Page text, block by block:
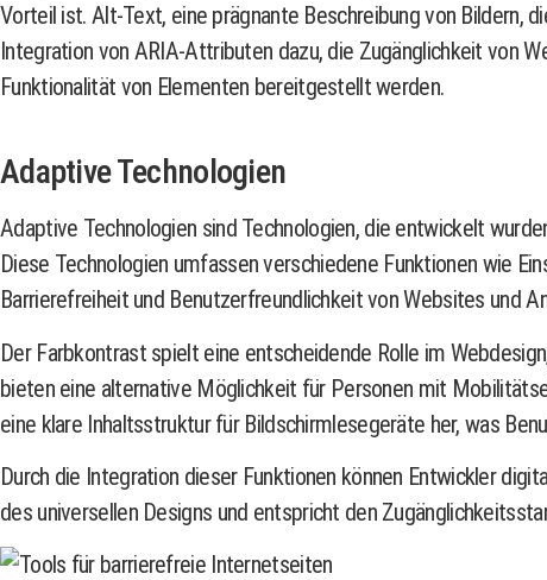
Vorteil ist. Alt-Text, eine prägnante Beschreibung von Bildern,
Integration von ARIA-Attributen dazu, die Zugänglichkeit von
Funktionalität von Elementen bereitgestellt werden.
Adaptive Technologien
Adaptive Technologien sind Technologien, die entwickelt
Diese Technologien umfassen verschiedene Funktionen wie
Barrierefreiheit und Benutzerfreundlichkeit von Websites und
Der Farbkontrast spielt eine entscheidende Rolle im
bieten eine alternative Möglichkeit für Personen mit
eine klare Inhaltsstruktur für Bildschirmlesegeräte her, was
Durch die Integration dieser Funktionen können Entwickler
des universellen Designs und entspricht den